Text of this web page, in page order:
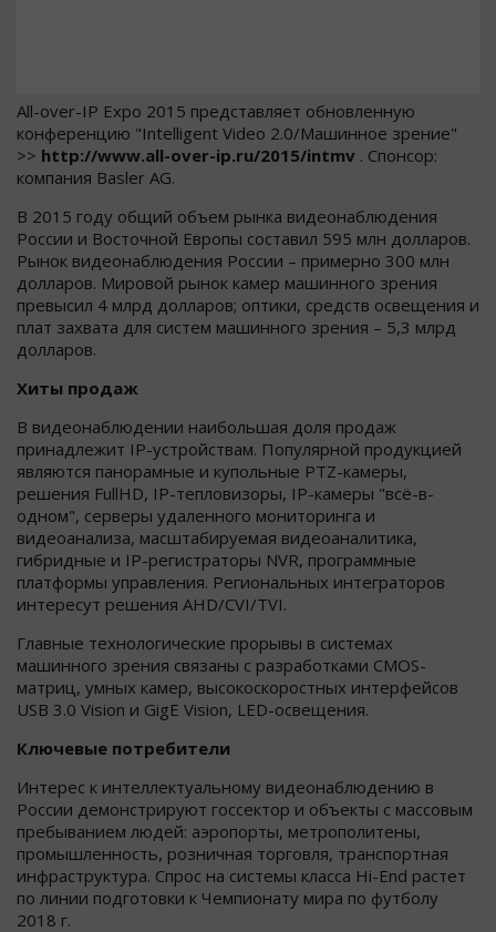
All-over-IP Expo 2015 представляет обновленную
конференцию "Intelligent Video 2.0/Машинное зрение"
>> http://www.all-over-ip.ru/2015/intmv . Спонсор:
компания Basler AG.
В 2015 году общий объем рынка видеонаблюдения
России и Восточной Европы составил 595 млн долларов.
Рынок видеонаблюдения России – примерно 300 млн
долларов. Мировой рынок камер машинного зрения
превысил 4 млрд долларов; оптики, средств освещения и
плат захвата для систем машинного зрения – 5,3 млрд
долларов.
Хиты продаж
В видеонаблюдении наибольшая доля продаж
принадлежит IP-устройствам. Популярной продукцией
являются панорамные и купольные PTZ-камеры,
решения FullHD, IP-тепловизоры, IP-камеры "всё-в-
одном", серверы удаленного мониторинга и
видеоанализа, масштабируемая видеоаналитика,
гибридные и IP-регистраторы NVR, программные
платформы управления. Региональных интеграторов
интересут решения AHD/CVI/TVI.
Главные технологические прорывы в системах
машинного зрения связаны с разработками CMOS-
матриц, умных камер, высокоскоростных интерфейсов
USB 3.0 Vision и GigE Vision, LED-освещения.
Ключевые потребители
Интерес к интеллектуальному видеонаблюдению в
России демонстрируют госсектор и объекты с массовым
пребыванием людей: аэропорты, метрополитены,
промышленность, розничная торговля, транспортная
инфраструктура. Спрос на системы класса Hi-End растет
по линии подготовки к Чемпионату мира по футболу
2018 г.